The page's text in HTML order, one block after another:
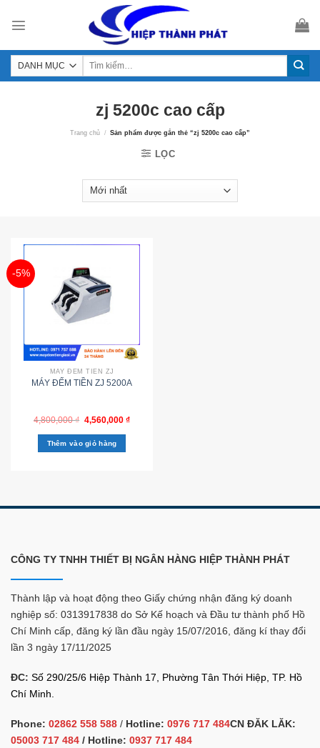
zj 5200c cao cấp
Trang chủ / Sản phẩm được gắn thẻ “zj 5200c cao cấp”
LỌC
-5%
MÁY ĐẾM TIỀN ZJ
MÁY ĐẾM TIỀN ZJ 5200A
4,800,000₫ 4,560,000 ₫
Thêm vào giỏ hàng
CÔNG TY TNHH THIẾT BỊ NGÂN HÀNG HIỆP THÀNH PHÁT
Thành lập và hoạt động theo Giấy chứng nhận đăng ký doanh
nghiệp số: 0313917838 do Sở Kế hoạch và Đầu tư thành phố Hồ
Chí Minh cấp, đăng ký lần đầu ngày 15/07/2016, đăng kí thay đổi
lần 3 ngày 17/11/2025
ĐC: Số 290/25/6 Hiệp Thành 17, Phường Tân Thới Hiệp, TP. Hồ
Chí Minh.
Phone: 02862 558 588 / Hotline: 0976 717 484CN ĐĂK LĂK:
05003 717 484 / Hotline: 0937 717 484